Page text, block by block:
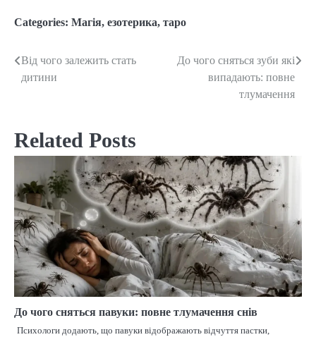
Categories: Магія, езотерика, таро
Post
Від чого залежить стать
дитини
До чого сняться зуби які
випадають: повне
тлумачення
Related Posts
До чого сняться павуки: повне тлумачення снів
Психологи додають, що павуки відображають відчуття пастки,